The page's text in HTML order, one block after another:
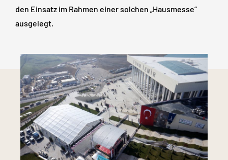
den Einsatz im Rahmen einer solchen „Hausmesse“
ausgelegt.